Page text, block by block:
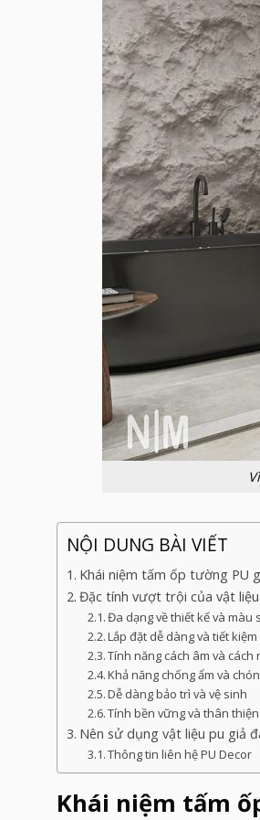
NỘI DUNG BÀI VIẾT
Khái niệm tấm ốp tường PU
Đặc tính vượt trội của vật liệu
Đa dạng về thiết kế và màu
Lắp đặt dễ dàng và tiết
Tính năng cách âm và cách
Khả năng chống ẩm và
Dễ dàng bảo trì và vệ sinh
Tính bền vững và thân
Nên sử dụng vật liệu pu giả
Thông tin liên hệ PU Decor
Khái niệm tấm